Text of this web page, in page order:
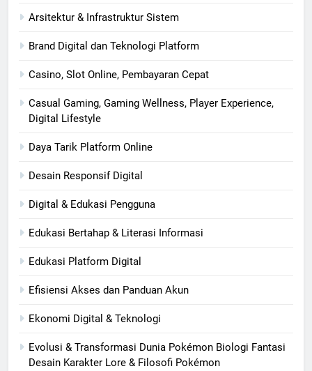
Arsitektur & Infrastruktur Sistem
Brand Digital dan Teknologi Platform
Casino, Slot Online, Pembayaran Cepat
Casual Gaming, Gaming Wellness, Player Experience,
Digital Lifestyle
Daya Tarik Platform Online
Desain Responsif Digital
Digital & Edukasi Pengguna
Edukasi Bertahap & Literasi Informasi
Edukasi Platform Digital
Efisiensi Akses dan Panduan Akun
Ekonomi Digital & Teknologi
Evolusi & Transformasi Dunia Pokémon Biologi Fantasi
Desain Karakter Lore & Filosofi Pokémon